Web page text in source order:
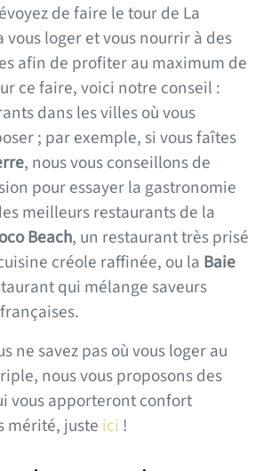
de faire le tour de La
loger et vous nourrir à des
afin de profiter au maximum de
ce faire, voici notre conseil :
dans les villes où vous
; par exemple, si vous faîtes
, nous vous conseillons de
pour essayer la gastronomie
meilleurs restaurants de la
Beach, un restaurant très prisé
créole raffinée, ou la Baie
qui mélange saveurs
ne savez pas où vous loger au
nous vous proposons des
vous apporteront confort
mérité, juste ici !